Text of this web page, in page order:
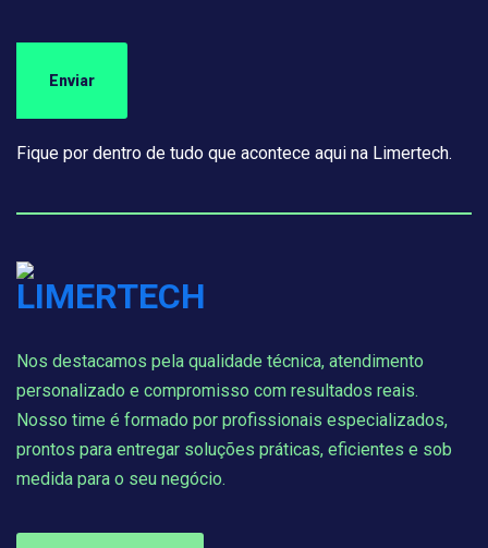
Fique por dentro de tudo que acontece aqui na Limertech.
Nos destacamos pela qualidade técnica, atendimento
personalizado e compromisso com resultados reais.
Nosso time é formado por profissionais especializados,
prontos para entregar soluções práticas, eficientes e sob
medida para o seu negócio.